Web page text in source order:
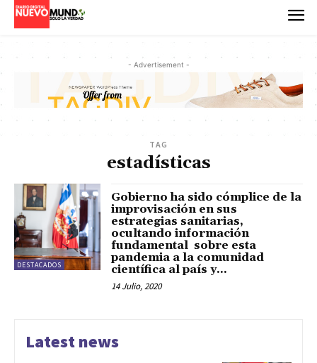
- Advertisement -
TAG
estadísticas
DESTACADOS
Gobierno ha sido cómplice de la
improvisación en sus
estrategias sanitarias,
ocultando información
fundamental sobre esta
pandemia a la comunidad
científica al país y...
14 Julio, 2020
Latest news